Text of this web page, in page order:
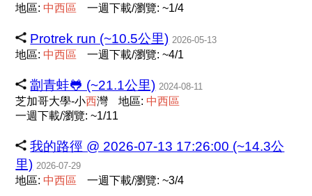
地區: 中西區 一週下載/瀏覽: ~1/4
Protrek run (~10.5公里) 2026-05-13
地區: 中西區 一週下載/瀏覽: ~4/1
劏青蛙🐸 (~21.1公里) 2024-08-11
芝加哥大學-小西灣 地區: 中西區
一週下載/瀏覽: ~1/11
我的路徑 @ 2026-07-13 17:26:00 (~14.3公
里) 2026-07-29
地區: 中西區 一週下載/瀏覽: ~3/4